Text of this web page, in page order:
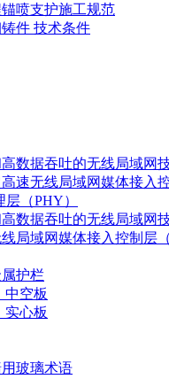
喷支护施工规范
件 技术条件
数据吞吐的无线局域网
速无线局域网媒体接入
层（PHY）
数据吞吐的无线局域网
局域网媒体接入控制层
护栏
中空板
实心板
玻璃术语